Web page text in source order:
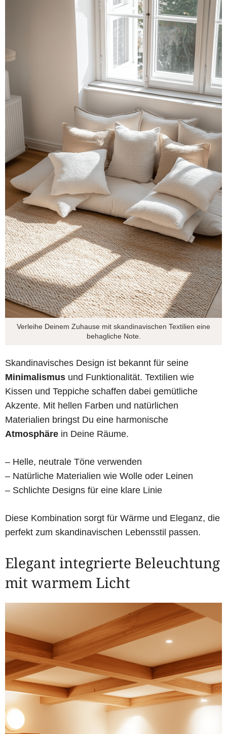
Verleihe Deinem Zuhause mit skandinavischen Textilien eine
behagliche Note.
Skandinavisches Design ist bekannt für seine
Minimalismus und Funktionalität. Textilien wie
Kissen und Teppiche schaffen dabei gemütliche
Akzente. Mit hellen Farben und natürlichen
Materialien bringst Du eine harmonische
Atmosphäre in Deine Räume.
– Helle, neutrale Töne verwenden
– Natürliche Materialien wie Wolle oder Leinen
– Schlichte Designs für eine klare Linie
Diese Kombination sorgt für Wärme und Eleganz, die
perfekt zum skandinavischen Lebensstil passen.
Elegant integrierte Beleuchtung
mit warmem Licht